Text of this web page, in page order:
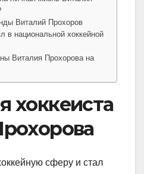
Виталий Прохоров
в национальной хоккейной
Виталия Прохорова на
хоккеиста
сферу и стал